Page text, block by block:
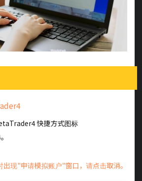
快捷方式图标
现"申请模拟账户"窗口，请点击取消。